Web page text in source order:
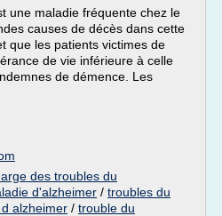
une maladie fréquente chez le
causes de décès dans cette
que les patients victimes de
de vie inférieure à celle
de démence. Les
des troubles du
d'alzheimer / troubles du
alzheimer / trouble du